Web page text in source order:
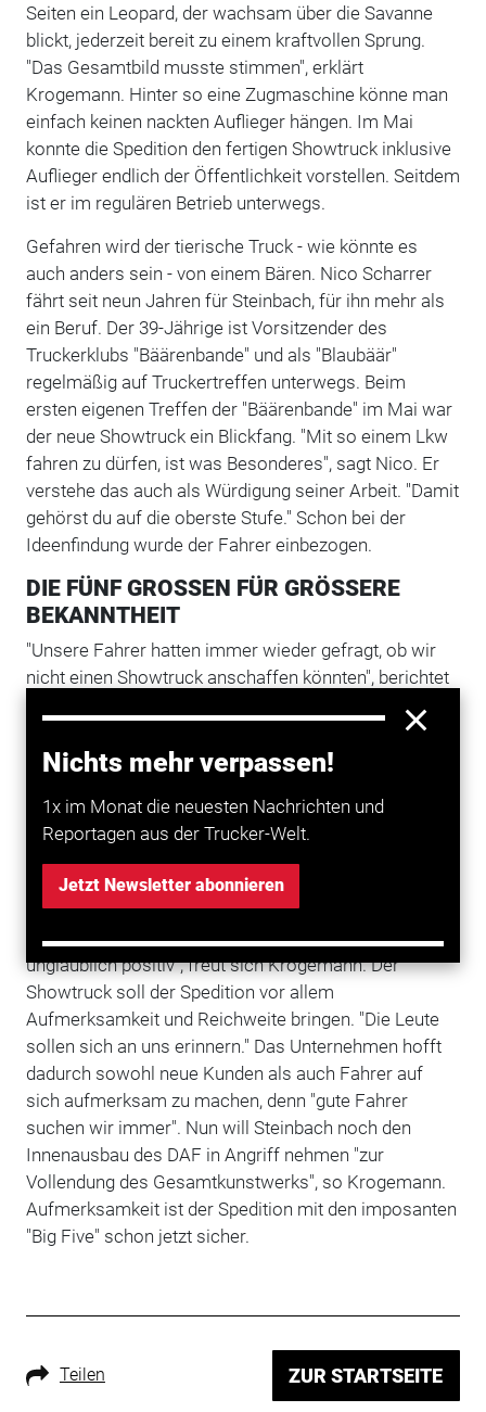
Nichts mehr verpassen!
1x im Monat die neuesten Nachrichten und
Reportagen aus der Trucker-Welt.
Jetzt Newsletter abonnieren
Seiten ein Leopard, der wachsam über die Savanne
blickt, jederzeit bereit zu einem kraftvollen Sprung.
"Das Gesamtbild musste stimmen", erklärt
Krogemann. Hinter so eine Zugmaschine könne man
einfach keinen nackten Auflieger hängen. Im Mai
konnte die Spedition den fertigen Showtruck inklusive
Auflieger endlich der Öffentlichkeit vorstellen. Seitdem
ist er im regulären Betrieb unterwegs.
Gefahren wird der tierische Truck - wie könnte es
auch anders sein - von einem Bären. Nico Scharrer
fährt seit neun Jahren für Steinbach, für ihn mehr als
ein Beruf. Der 39-Jährige ist Vorsitzender des
Truckerklubs "Bäärenbande" und als "Blaubäär"
regelmäßig auf Truckertreffen unterwegs. Beim
ersten eigenen Treffen der "Bäärenbande" im Mai war
der neue Showtruck ein Blickfang. "Mit so einem Lkw
fahren zu dürfen, ist was Besonderes", sagt Nico. Er
verstehe das auch als Würdigung seiner Arbeit. "Damit
gehörst du auf die oberste Stufe." Schon bei der
Ideenfindung wurde der Fahrer einbezogen.
DIE FÜNF GROSSEN FÜR GRÖSSERE
BEKANNTHEIT
"Unsere Fahrer hatten immer wieder gefragt, ob wir
nicht einen Showtruck anschaffen könnten", berichtet
Claudia Krogemann. Verschieden gestaltete Planen
hatte Steinbach schon länger im Einsatz, als Werbung
auf der Straße. "Da dachten wir, wir versuchen es
Euro hat die Firma dafür bisher in die Hand
genommen. Dazu kommen Planungszeit und Ausbau
inklusive einiger Änderungswünsche. Doch der
Aufwand hat sich bereits gelohnt.
"Allein die Reaktionen über Facebook waren
unglaublich positiv", freut sich Krogemann. Der
Showtruck soll der Spedition vor allem
Aufmerksamkeit und Reichweite bringen. "Die Leute
sollen sich an uns erinnern." Das Unternehmen hofft
dadurch sowohl neue Kunden als auch Fahrer auf
sich aufmerksam zu machen, denn "gute Fahrer
suchen wir immer". Nun will Steinbach noch den
Innenausbau des DAF in Angriff nehmen "zur
Vollendung des Gesamtkunstwerks", so Krogemann.
Aufmerksamkeit ist der Spedition mit den imposanten
"Big Five" schon jetzt sicher.
Teilen ZUR STARTSEITE